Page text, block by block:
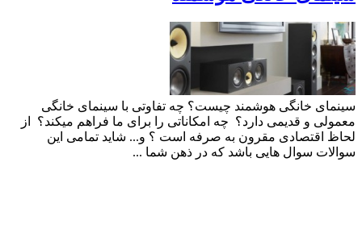
سینمای خانگی هوشمند چیست؟ چه تفاوتی با سینمای خانگی
معمولی و قدیمی دارد؟ چه امکاناتی را برای ما فراهم میکند؟ از
لحاظ اقتصادی مقرون به صرفه است ؟ و... شاید تمامی این
سوالات سوال هایی باشد که در ذهن شما ...